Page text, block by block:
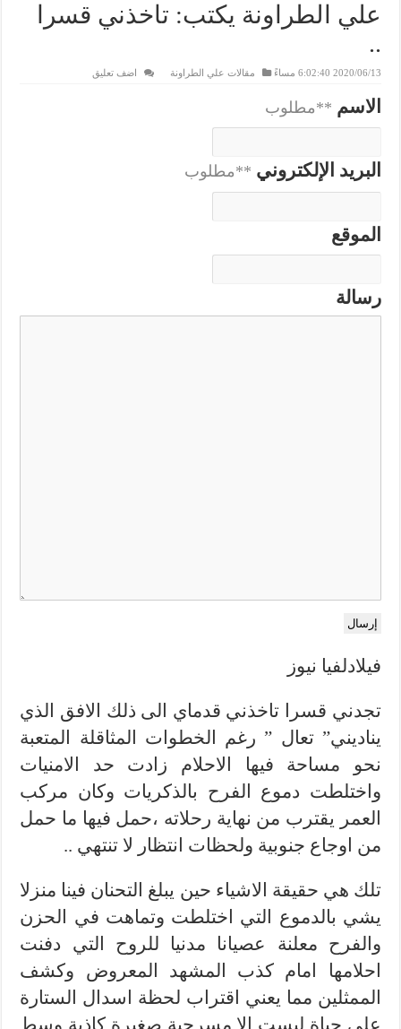
علي الطراونة يكتب: تاخذني قسرا
..
2020/06/13 6:02:40 مساءً مقالات علي الطراونة اضف تعليق
الاسم **مطلوب
البريد الإلكتروني **مطلوب
الموقع
رسالة
إرسال
فيلادلفيا نيوز
تجدني قسرا تاخذني قدماي الى ذلك الافق الذي
يناديني” تعال ” رغم الخطوات المثاقلة المتعبة
نحو مساحة فيها الاحلام زادت حد الامنيات
واختلطت دموع الفرح بالذكريات وكان مركب
العمر يقترب من نهاية رحلاته ،حمل فيها ما حمل
من اوجاع جنوبية ولحظات انتظار لا تنتهي ..
تلك هي حقيقة الاشياء حين يبلغ التحنان فينا منزلا
يشي بالدموع التي اختلطت وتماهت في الحزن
والفرح معلنة عصيانا مدنيا للروح التي دفنت
احلامها امام كذب المشهد المعروض وكشف
الممثلين مما يعني اقتراب لحظة اسدال الستارة
على حياة ليست الا مسرحية صغيرة كاذبة وسط